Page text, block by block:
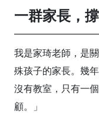
一群家長，
我是家琦老師，是
殊孩子的家長。幾
沒有教室，只有一
顧。」